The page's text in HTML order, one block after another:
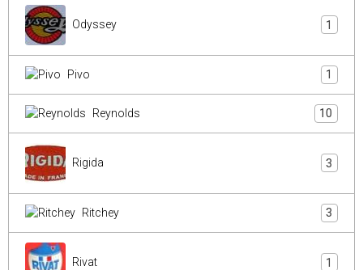
Odyssey 1
Pivo 1
Reynolds 10
Rigida 3
Ritchey 3
Rivat 1